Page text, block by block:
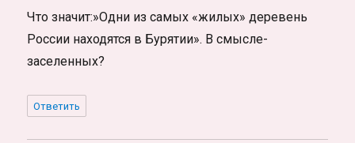
Что значит:»Одни из самых «жилых» деревень
России находятся в Бурятии». В смысле-
заселенных?
Ответить